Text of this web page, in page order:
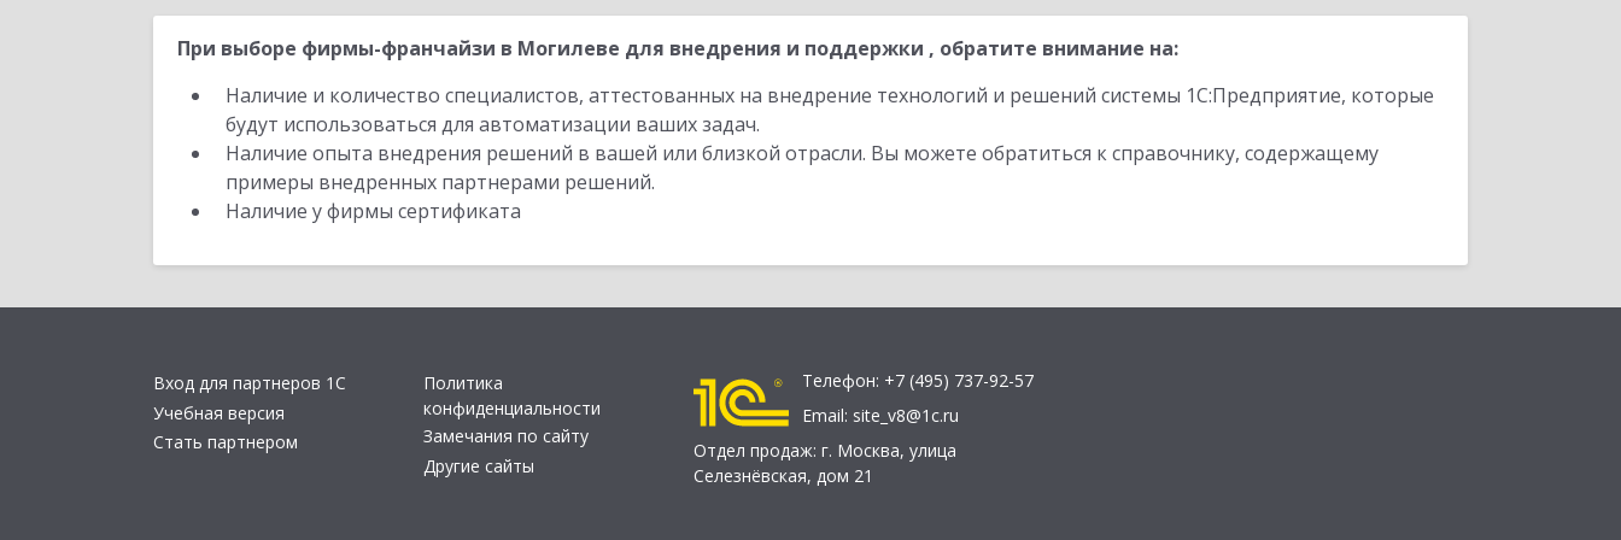
При выборе фирмы-франчайзи в Могилеве для внедрения и поддержки , обратите внимание на:
Наличие и количество специалистов, аттестованных на внедрение технологий и решений системы 1С:Предприятие, которые
будут использоваться для автоматизации ваших задач.
Наличие опыта внедрения решений в вашей или близкой отрасли. Вы можете обратиться к справочнику, содержащему
примеры внедренных партнерами решений.
Наличие у фирмы сертификата
Вход для партнеров 1С
Учебная версия
Стать партнером
Политика
конфиденциальности
Замечания по сайту
Другие сайты
Телефон: +7 (495) 737-92-57
Email: site_v8@1c.ru
Отдел продаж: г. Москва, улица
Селезнёвская, дом 21